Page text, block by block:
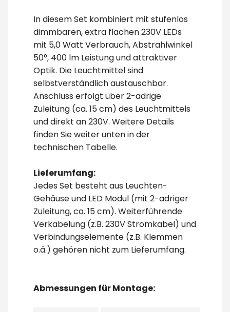
In diesem Set kombiniert mit stufenlos
dimmbaren, extra flachen 230V LEDs
mit 5,0 Watt Verbrauch, Abstrahlwinkel
50°, 400 lm Leistung und attraktiver
Optik. Die Leuchtmittel sind
selbstverständlich austauschbar.
Anschluss erfolgt über 2-adrige
Zuleitung (ca. 15 cm) des Leuchtmittels
und direkt an 230V. Weitere Details
finden Sie weiter unten in der
technischen Tabelle.
Lieferumfang:
Jedes Set besteht aus Leuchten-
Gehäuse und LED Modul (mit 2-adriger
Zuleitung, ca. 15 cm). Weiterführende
Verkabelung (z.B. 230V Stromkabel) und
Verbindungselemente (z.B. Klemmen
o.ä.) gehören nicht zum Lieferumfang.
Abmessungen für Montage: